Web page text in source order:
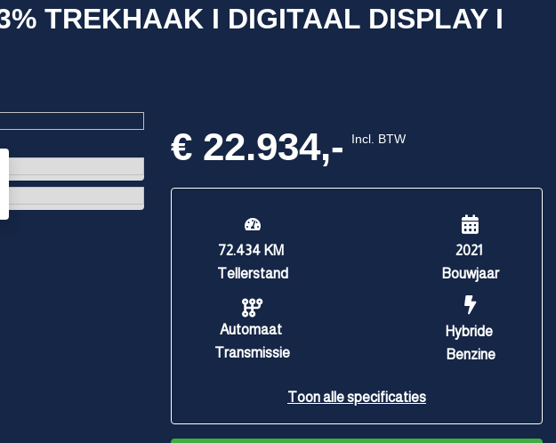
TREKHAAK I DIGITAAL DISPLAY I
€ 22.934,- Incl. BTW
72.434 KM
Tellerstand
Automaat
Transmissie
2021
Bouwjaar
Hybride
Benzine
Toon alle specificaties